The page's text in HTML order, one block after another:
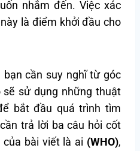
nhắm đến. Việc xác
là điểm khởi đầu cho
cần suy nghĩ từ góc
sử dụng những thuật
bắt đầu quá trình tìm
trả lời ba câu hỏi cốt
bài viết là ai (WHO),